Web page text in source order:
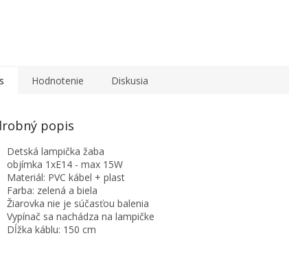
Hodnotenie Diskusia
popis
Detská lampička žaba
objímka 1xE14 - max 15W
Materiál: PVC kábel + plast
Farba: zelená a biela
Žiarovka nie je súčasťou balenia
Vypínač sa nachádza na lampičke
Dĺžka káblu: 150 cm